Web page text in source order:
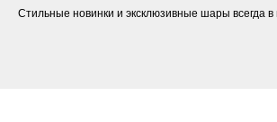
Стильные новинки и эксклюзивные шары всегда в